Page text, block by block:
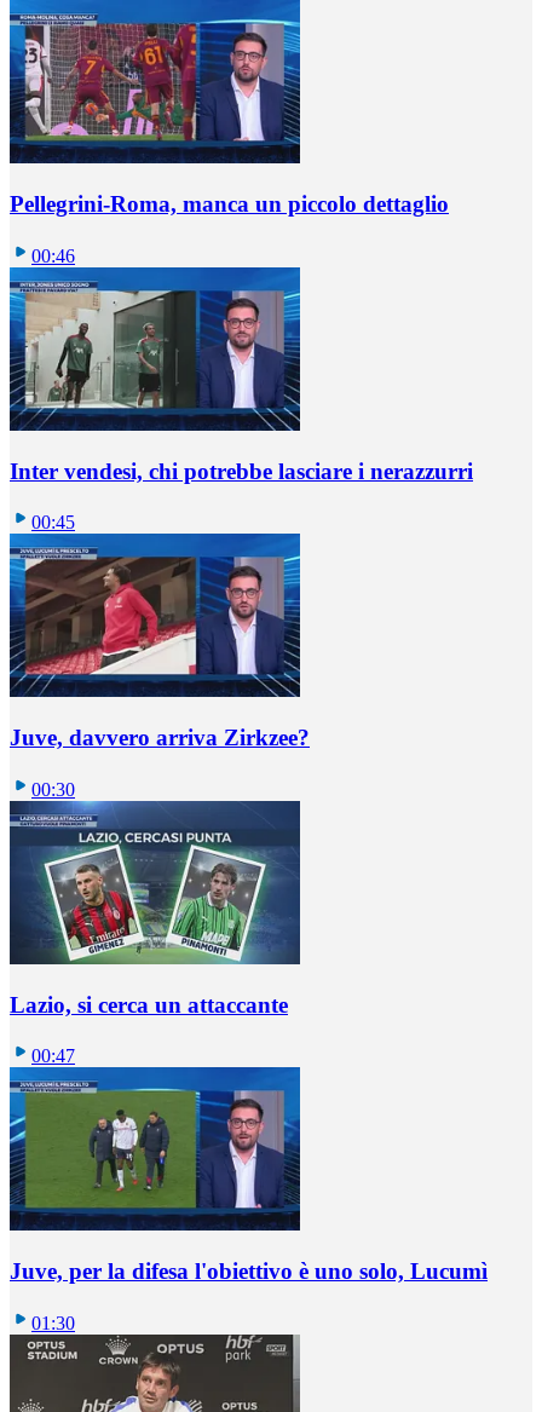
Pellegrini-Roma, manca un piccolo dettaglio
00:46
Inter vendesi, chi potrebbe lasciare i nerazzurri
00:45
Juve, davvero arriva Zirkzee?
00:30
Lazio, si cerca un attaccante
00:47
Juve, per la difesa l'obiettivo è uno solo, Lucumì
01:30